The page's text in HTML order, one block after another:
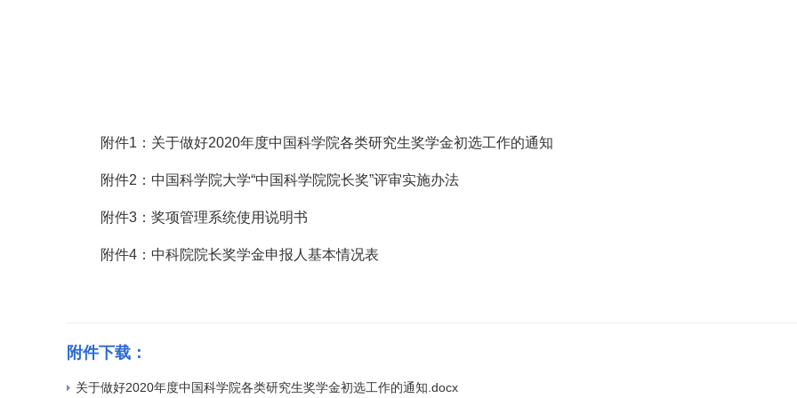
附件1 ：关于做好2020年度中国科学院各类研究生奖学金初选工作的通知
附件2 ：中国科学院大学“中国科学院院长奖”评审实施办法
附件3 ：奖项管理系统使用说明书
附件4 ：中科院院长奖学金申报人基本情况表
附件下载：
关于做好2020年度中国科学院各类研究生奖学金初选工作的通知.docx